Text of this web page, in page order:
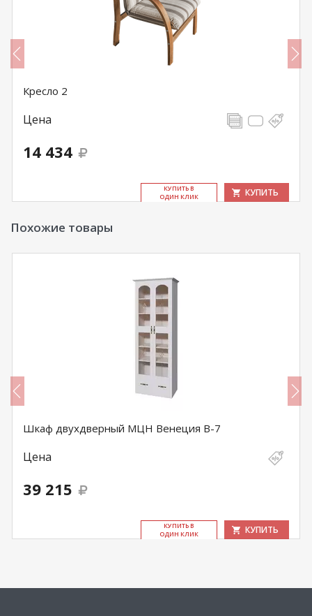
Кресло 2
Цена
14 434
КУ­ПИТЬ В
ОДИН КЛИК
КУПИТЬ
Похожие товары
Шкаф двухдверный МЦН Венеция В-7
Цена
39 215
КУ­ПИТЬ В
ОДИН КЛИК
КУПИТЬ